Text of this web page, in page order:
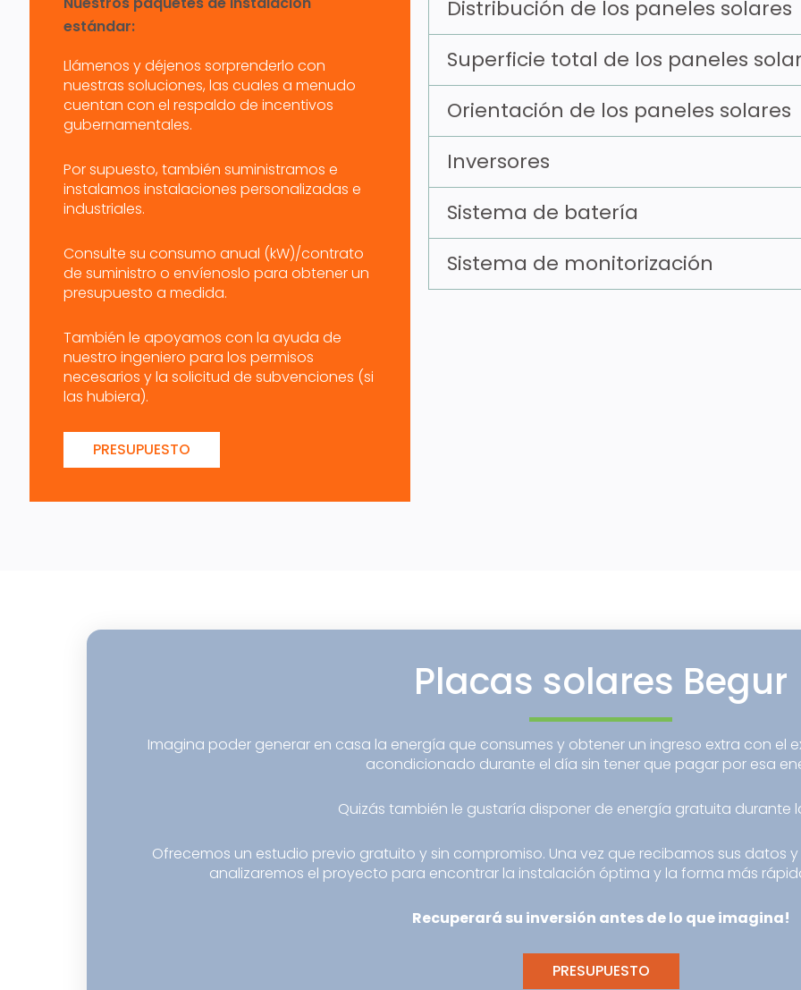
estándar:
Llámenos y déjenos sorprenderlo con
nuestras soluciones, las cuales a menudo
cuentan con el respaldo de incentivos
gubernamentales.
Por supuesto, también suministramos e
instalamos instalaciones personalizadas e
industriales.
Consulte su consumo anual (kW)/contrato
de suministro o envíenoslo para obtener un
presupuesto a medida.
También le apoyamos con la ayuda de
nuestro ingeniero para los permisos
necesarios y la solicitud de subvenciones (si
las hubiera).
PRESUPUESTO
Distribución de los paneles solares
Superficie total de los paneles
Orientación de los paneles solares
Inversores
Sistema de batería
Sistema de monitorización
Placas solares Begur
Imagina poder generar en casa la energía que consumes y obtener un ingreso extra con el
acondicionado durante el día sin tener que pagar por esa
Quizás también le gustaría disponer de energía gratuita durante
Ofrecemos un estudio previo gratuito y sin compromiso. Una vez que recibamos sus datos
analizaremos el proyecto para encontrar la instalación óptima y la forma más
Recuperará su inversión antes de lo que imagina!
PRESUPUESTO